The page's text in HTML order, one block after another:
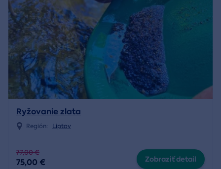
Ryžovanie zlata
Región: Liptov
77,00 €
75,00 € Zobraziť detail